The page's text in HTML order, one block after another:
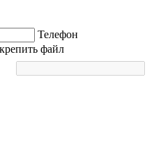
Телефон
файл